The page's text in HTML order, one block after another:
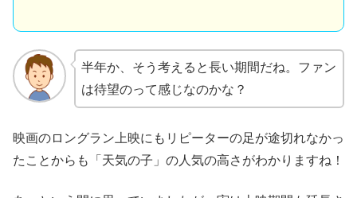
半年か、そう考えると長い期間だね。ファン
は待望のって感じなのかな？
映画のロングラン上映にもリピーターの足が途切れなかっ
たことからも「天気の子」の人気の高さがわかりますね！